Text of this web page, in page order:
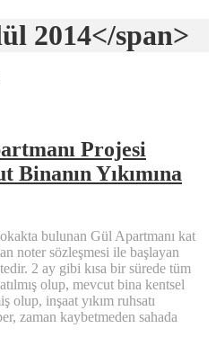
2014</span>
Projesi
Binanın Yıkımına
bulunan Gül Apartmanı kat
noter sözleşmesi ile başlayan
2 ay gibi kısa bir sürede tüm
olup, mevcut bina kentsel
olup, inşaat yıkım ruhsatı
zaman kaybetmeden sahada